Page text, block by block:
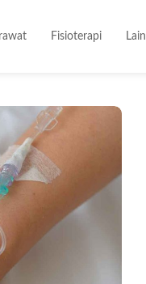
Fisioterapi